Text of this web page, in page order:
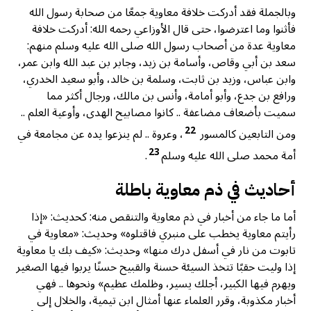
وبالجملة فقد أدركت خلافة معاوية جمعًا من صحابة رسول الله
فأثنوا وما اعترضوا، حتى قال الأوزاعي رحمه الله: أدركت خلافة
معاوية عدة من أصحاب رسول الله صلى الله عليه وسلم منهم:
سعد بن أبي وقاص، وأسامة بن زيد، وجابر بن عبد الله وابن عمر،
وابن عباس، وزيد بن ثابت، وسلمة بن خالد، وأبو سعيد الخدري،
ورافع بن جدع، وأبو أمامة، وأنس بن مالك، ورجال أكثر مما
سميت بأضعاف مضاعفة .. كانوا مصابيح الهدى، وأوعية العلم ..
ومن التابعين كالمسور 22، وعروة .. لم ينزعوا يده عن مجامعة في
أمة محمد صلى الله عليه وسلم23
.
أحاديث في ذم معاوية باطلة
أما ما جاء من أخبار في ذم معاوية والتنقص منه: كحديث: «إذا
رأيتم معاوية يخطب على منبري فاقتلوه» وحديث: «معاوية في
تابوت من نار في أسفل درك منها» وحديث: «كيف بك يا معاوية
إذا وليت حقبًا تتخذ السيئة حسنة والقبيح حسنًا يربوا فيها الصغير
ويهرم فيها الكبير، أجلك يسير، وظلمك عظيم» ونحوها .. فهي
أخبار مكذوبة، وقرر العلماء عنها أمثال ابن تيمية، والخلال إلى